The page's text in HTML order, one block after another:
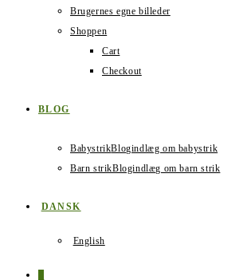
Brugernes egne billeder
Shoppen
Cart
Checkout
BLOG
BabystrikBlogindlæg om babystrik
Barn strikBlogindlæg om barn strik
DANSK
English